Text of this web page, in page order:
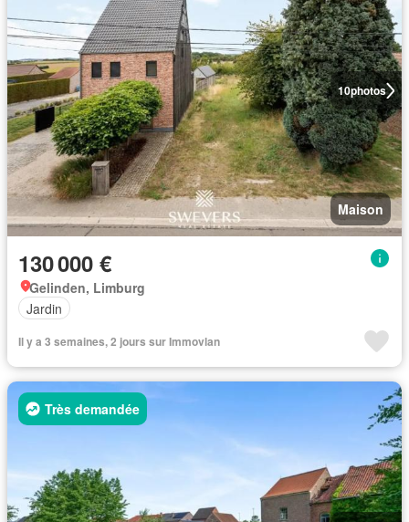
10photos
Maison
130 000 €
Gelinden, Limburg
Jardin
Il y a 3 semaines, 2 jours sur Immovlan
Très demandée